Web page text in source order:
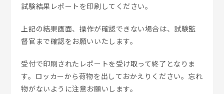
試験結果レポートを印刷してください。
上記の結果画面、操作が確認できない場合は、試験監
督官まで確認をお願いいたします。
受付で印刷されたレポートを受け取って終了となりま
す。ロッカーから荷物を出しておかえりください。忘れ
物がないように注意お願いします。